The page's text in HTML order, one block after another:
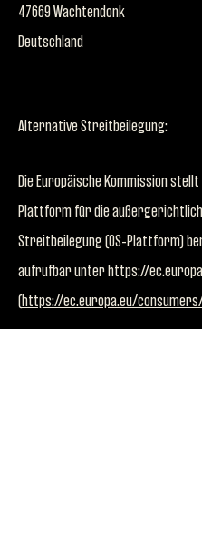
47669 Wachtendonk
Deutschland
Alternative Streitbeilegung:
Die Europäische Kommission
Plattform für die
Streitbeilegung (OS-Plattform)
aufrufbar unterhttps://
(https://ec.europa.eu/